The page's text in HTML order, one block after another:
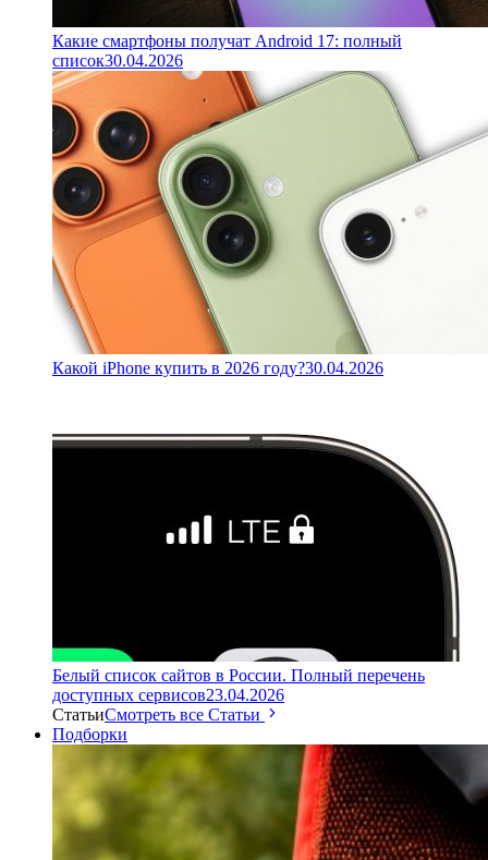
Какие смартфоны получат Android 17: полный
список30.04.2026
Какой iPhone купить в 2026 году?30.04.2026
Белый список сайтов в России. Полный перечень
доступных сервисов23.04.2026
СтатьиСмотреть все Статьи
Подборки